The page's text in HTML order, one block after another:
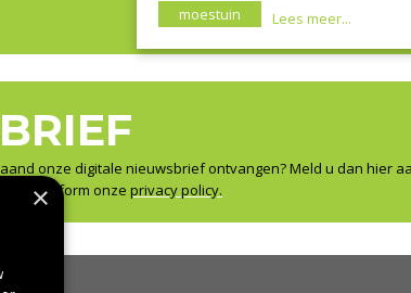
moestuin
Lees meer...
onze digitale nieuwsbrief ontvangen? Meld u dan hier
op conform onze privacy policy.
×